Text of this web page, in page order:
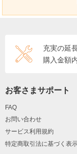
充実の延
購入金額
お客さまサポート
FAQ
お問い合わせ
サービス利用規約
特定商取引法に基づく表